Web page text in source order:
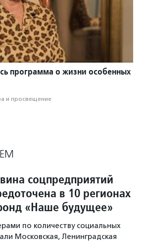
программа о жизни особенных
и просвещение
соцпредприятий
в 10 регионах
«Наше будущее»
по количеству социальных
Московская, Ленинградская